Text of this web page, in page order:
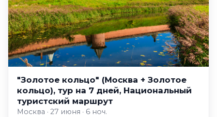
"Золотое кольцо" (Москва + Золотое
кольцо), тур на 7 дней, Национальный
туристский маршрут
Москва · 27 июня · 6 ноч.